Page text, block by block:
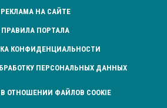
РЕКЛАМА НА САЙТЕ
ПРАВИЛА ПОРТАЛА
КОНФИДЕНЦИАЛЬНОСТИ
ПЕРСОНАЛЬНЫХ ДАННЫХ
ОТНОШЕНИИ ФАЙЛОВ COOKIE